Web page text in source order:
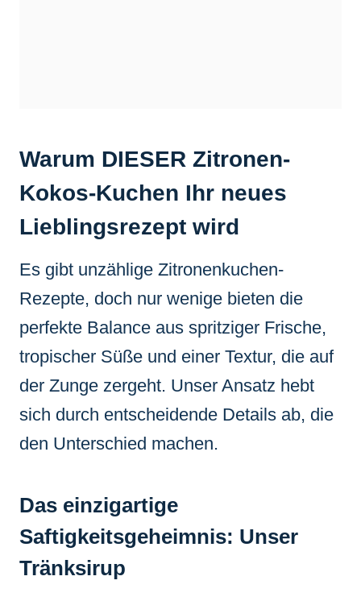
Warum DIESER Zitronen-
Kokos-Kuchen Ihr neues
Lieblingsrezept wird
Es gibt unzählige Zitronenkuchen-
Rezepte, doch nur wenige bieten die
perfekte Balance aus spritziger Frische,
tropischer Süße und einer Textur, die auf
der Zunge zergeht. Unser Ansatz hebt
sich durch entscheidende Details ab, die
den Unterschied machen.
Das einzigartige
Saftigkeitsgeheimnis: Unser
Tränksirup